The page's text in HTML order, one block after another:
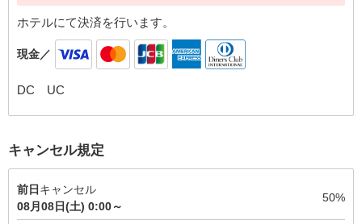
ホテルにて決済を行います。
現金／
DC UC
キャンセル規定
前日 キャンセル
08月08日(土) 0:00～
50%